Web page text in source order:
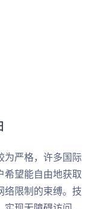
为严格，许多国际
希望能自由地获取
络限制的束缚。技